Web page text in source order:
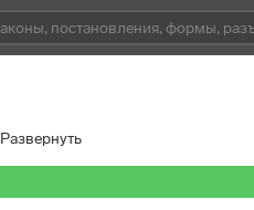
Развернуть